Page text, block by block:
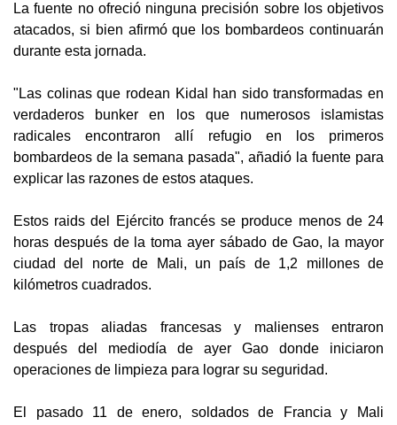
La fuente no ofreció ninguna precisión sobre los objetivos
atacados, si bien afirmó que los bombardeos continuarán
durante esta jornada.
"Las colinas que rodean Kidal han sido transformadas en
verdaderos bunker en los que numerosos islamistas
radicales encontraron allí refugio en los primeros
bombardeos de la semana pasada", añadió la fuente para
explicar las razones de estos ataques.
Estos raids del Ejército francés se produce menos de 24
horas después de la toma ayer sábado de Gao, la mayor
ciudad del norte de Mali, un país de 1,2 millones de
kilómetros cuadrados.
Las tropas aliadas francesas y malienses entraron
después del mediodía de ayer Gao donde iniciaron
operaciones de limpieza para lograr su seguridad.
El pasado 11 de enero, soldados de Francia y Mali